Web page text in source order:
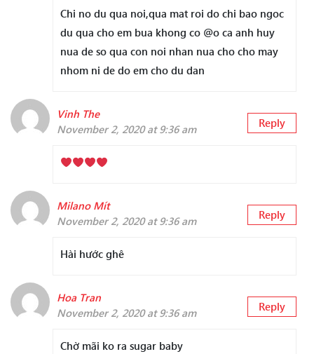
Chi no du qua noi,qua mat roi do chi bao ngoc
du qua cho em bua khong co @o ca anh huy
nua de so qua con noi nhan nua cho cho may
nhom ni de do em cho du dan
Vinh The
November 2, 2020 at 9:36 am
Reply
Milano Mít
November 2, 2020 at 9:36 am
Reply
Hài hước ghê
Hoa Tran
November 2, 2020 at 9:36 am
Reply
Chờ mãi ko ra sugar baby